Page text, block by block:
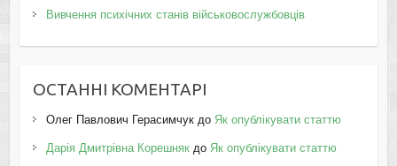
Вивчення психічних станів військовослужбовців
ОСТАННІ КОМЕНТАРІ
Олег Павлович Герасимчукдо Як опублікувати статтю
Дарія Дмитрівна Корешнякдо Як опублікувати статтю